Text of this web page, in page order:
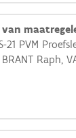
21 PVM
Raph,